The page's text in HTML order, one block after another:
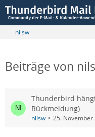
nilsw
Beiträge von
Thunderbird
Rückmeldung)
nilsw 25. November